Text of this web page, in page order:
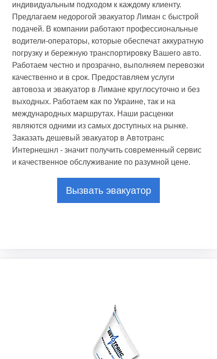
индивидуальным подходом к каждому клиенту.
Предлагаем недорогой эвакуатор Лиман с быстрой
подачей. В компании работают профессиональные
водители-операторы, которые обеспечат аккуратную
погрузку и бережную транспортировку Вашего авто.
Работаем честно и прозрачно, выполняем перевозки
качественно и в срок. Предоставляем услуги
автовоза и эвакуатор в Лимане круглосуточно и без
выходных. Работаем как по Украине, так и на
международных маршрутах. Наши расценки
являются одними из самых доступных на рынке.
Заказать дешевый эвакуатор в Автотранс
Интернешнл - значит получить современный сервис
и качественное обслуживание по разумной цене.
Вызвать эвакуатор